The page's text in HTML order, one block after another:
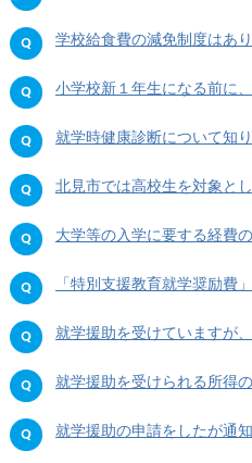
学校給食費の減免制度はあ
小学校新１年生になる前に、市外から引越し（
就学時健康診断について知
北見市では高校生を対象とした奨
大学等の入学に要する経費の貸
「特別支援教育就学奨励費」
就学援助を受けていますが、転出や転居す
就学援助を受けられる所得の基準
就学援助の申請をしたが通知が来